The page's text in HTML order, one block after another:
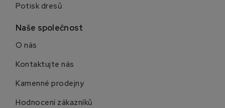
Potisk dresů
Naše společnost
O nás
Kontaktujte nás
Kamenné prodejny
Hodnocení zákazníků